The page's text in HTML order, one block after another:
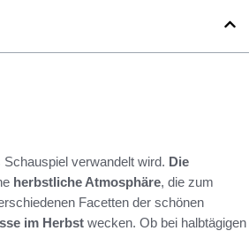
verwandelt wird. Die
herbstliche Atmosphäre, die zum
Facetten der schönen
im Herbst wecken. Ob bei halbtägigen